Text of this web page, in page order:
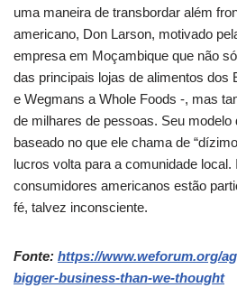
uma maneira de transbordar além
americano, Don Larson, motivado
empresa em Moçambique que não
das principais lojas de alimentos dos
e Wegmans a Whole Foods -, mas
de milhares de pessoas. Seu modelo
baseado no que ele chama de
lucros volta para a comunidade
consumidores americanos estão
fé, talvez inconsciente.
Fonte: https://www.weforum.org/
bigger-business-than-we-thought